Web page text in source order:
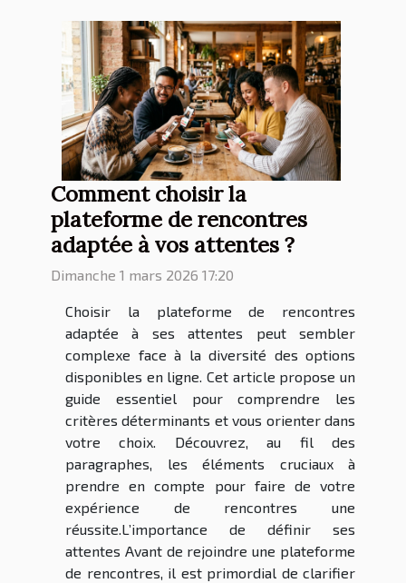
Comment choisir la
plateforme de rencontres
adaptée à vos attentes ?
Dimanche 1 mars 2026 17:20
Choisir la plateforme de rencontres
adaptée à ses attentes peut sembler
complexe face à la diversité des options
disponibles en ligne. Cet article propose un
guide essentiel pour comprendre les
critères déterminants et vous orienter dans
votre choix. Découvrez, au fil des
paragraphes, les éléments cruciaux à
prendre en compte pour faire de votre
expérience de rencontres une
réussite.L’importance de définir ses
attentes Avant de rejoindre une plateforme
de rencontres, il est primordial de clarifier